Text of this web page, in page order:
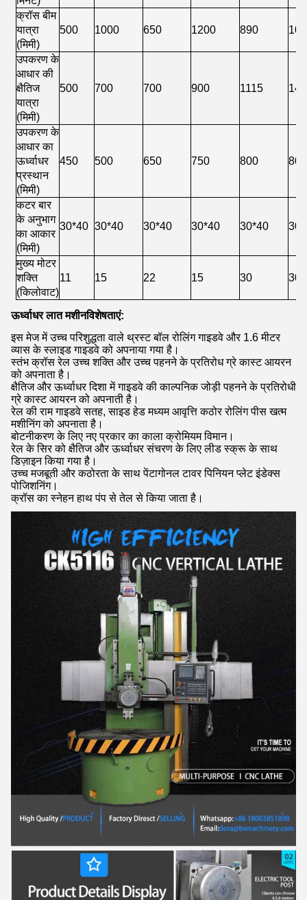
क्रॉस बीम
यात्रा
(मिमी)
500 1000 650 1200 890
उपकरण के
आधार की
क्षैतिज
यात्रा
(मिमी)
500 700 700 900 1115
उपकरण के
आधार का
ऊर्ध्वाधर
प्रस्थान
(मिमी)
450 500 650 750 800 800
कटर बार
के अनुभाग
का आकार
(मिमी)
30*40 30*40 30*40 30*40 30*40
मुख्य मोटर
शक्ति
(किलोवाट)
11 15 22 15 30 30
ऊर्ध्वाधर लात मशीनविशेषताएं:
इस मेज में उच्च परिशुद्धता वाले थ्रस्ट बॉल रोलिंग गाइडवे और 1.6 मीटर
व्यास के स्लाइड गाइडवे को अपनाया गया है।
स्तंभ क्रॉस रेल उच्च शक्ति और उच्च पहनने के प्रतिरोध ग्रे कास्ट आयरन
को अपनाता है।
क्षैतिज और ऊर्ध्वाधर दिशा में गाइडवे की काल्पनिक जोड़ी पहनने के प्रतिरोधी
ग्रे कास्ट आयरन को अपनाती है।
रेल की राम गाइडवे सतह, साइड हेड मध्यम आवृत्ति कठोर रोलिंग पीस खत्म
मशीनिंग को अपनाता है।
बोटनीकरण के लिए नए प्रकार का काला क्रोमियम विमान।
रेल के सिर को क्षैतिज और ऊर्ध्वाधर संचरण के लिए लीड स्क्रू के साथ
डिज़ाइन किया गया है।
उच्च मजबूती और कठोरता के साथ पेंटागोनल टावर पिनियन प्लेट इंडेक्स
पोजिशनिंग।
क्रॉस का स्नेहन हाथ पंप से तेल से किया जाता है।